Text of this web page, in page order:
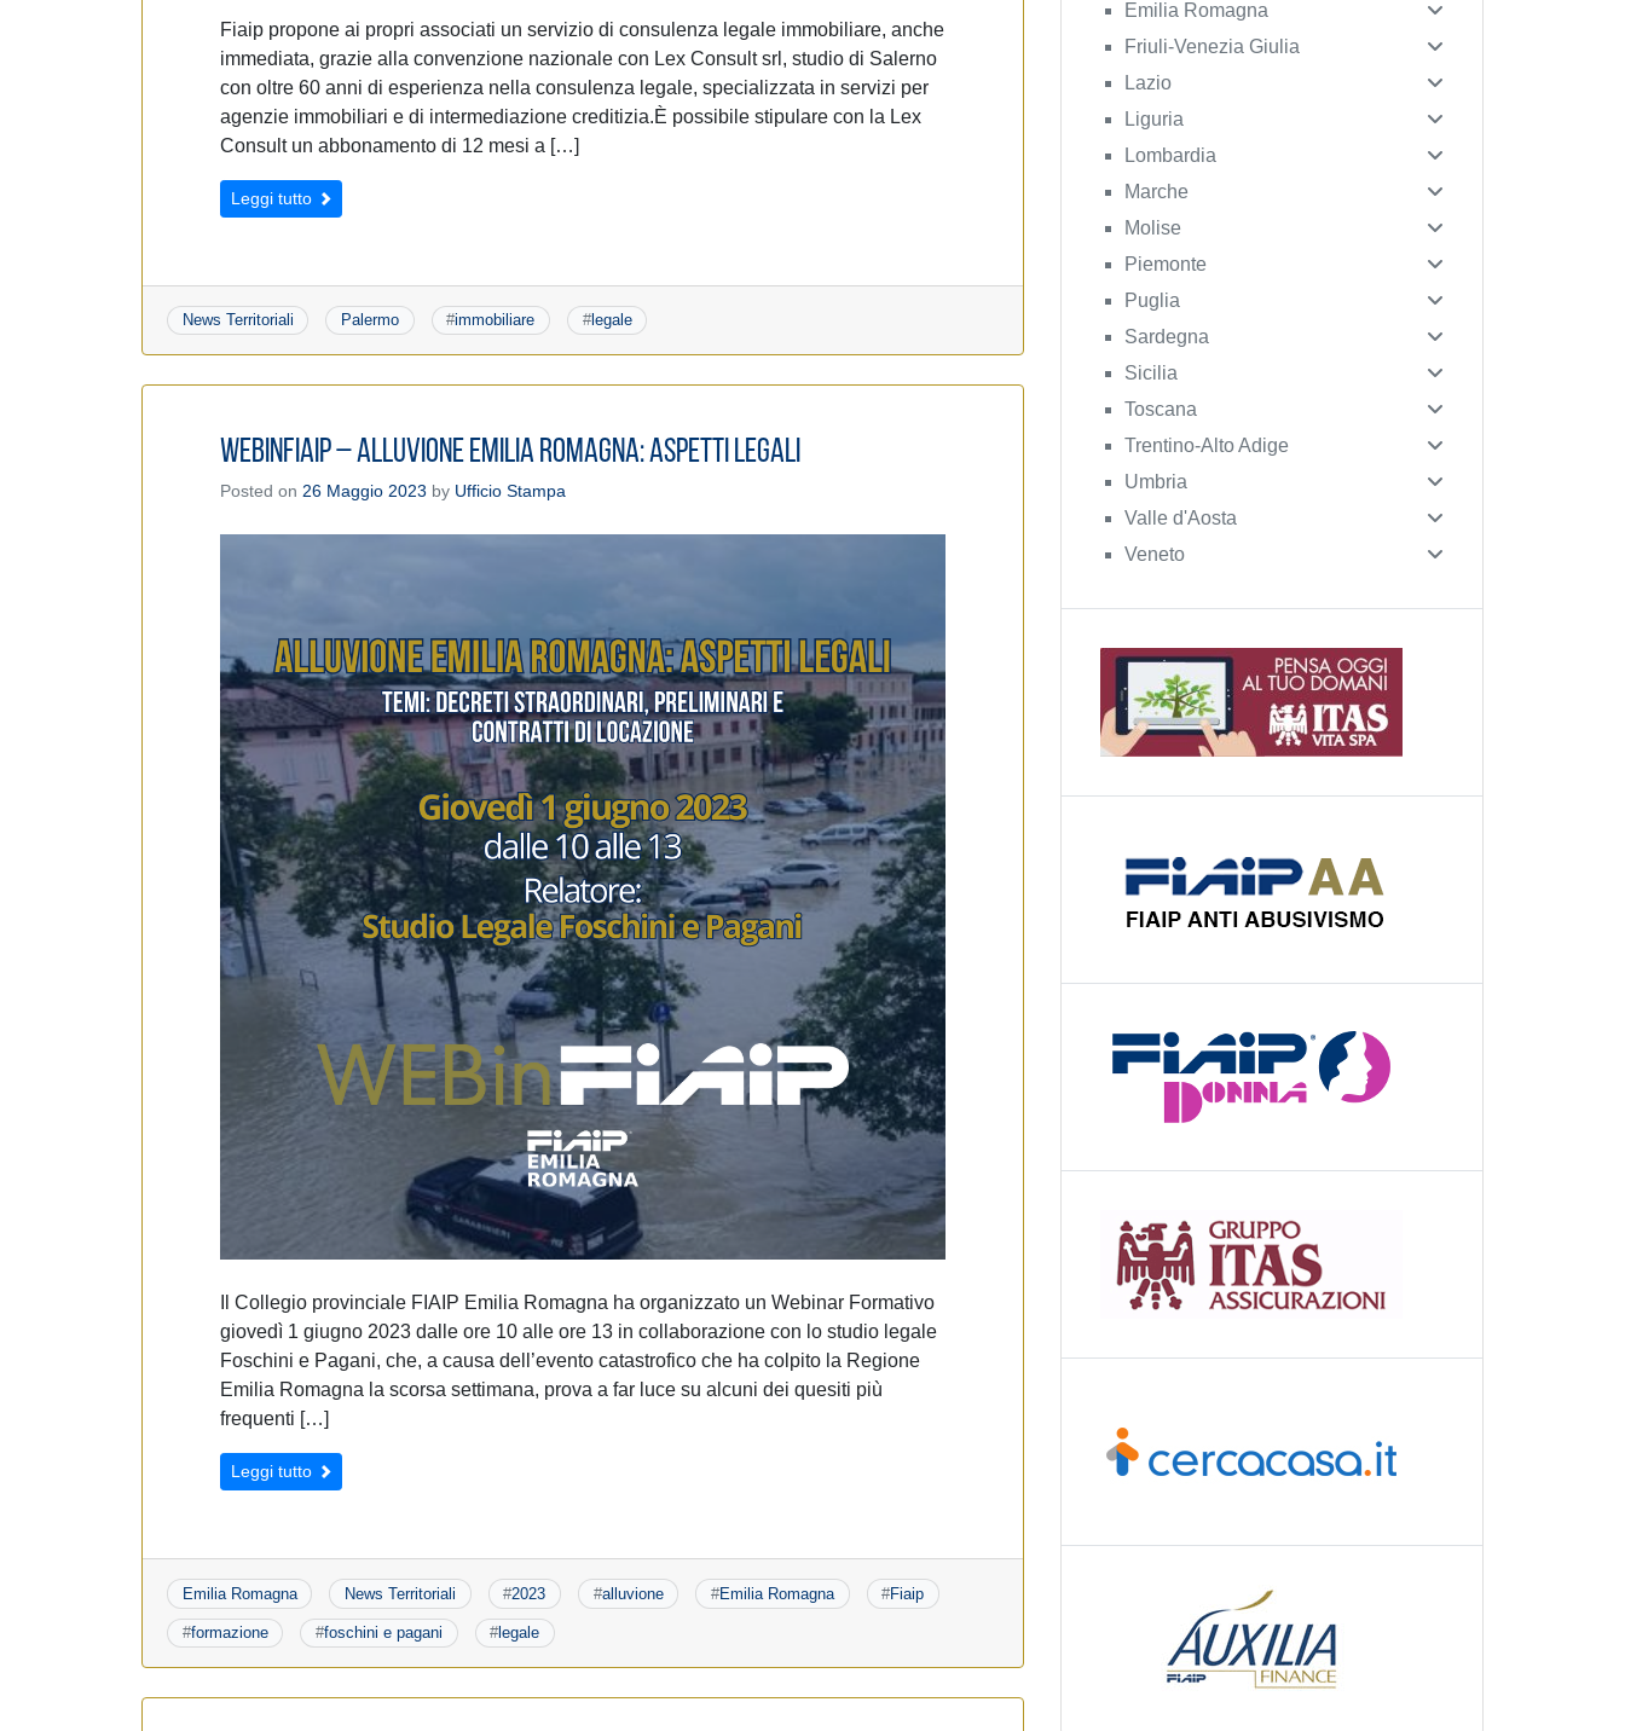
Fiaip propone ai propri associati un servizio di consulenza legale immobiliare, anche
immediata, grazie alla convenzione nazionale con Lex Consult srl, studio di Salerno
con oltre 60 anni di esperienza nella consulenza legale, specializzata in servizi per
agenzie immobiliari e di intermediazione creditizia.È possibile stipulare con la Lex
Consult un abbonamento di 12 mesi a […]
Leggi tutto
News Territoriali Palermo #immobiliare #legale
WebinFIAIP – Alluvione Emilia Romagna: aspetti legali
Posted on 26 Maggio 2023 by Ufficio Stampa
Il Collegio provinciale FIAIP Emilia Romagna ha organizzato un Webinar Formativo
giovedì 1 giugno 2023 dalle ore 10 alle ore 13 in collaborazione con lo studio legale
Foschini e Pagani, che, a causa dell’evento catastrofico che ha colpito la Regione
Emilia Romagna la scorsa settimana, prova a far luce su alcuni dei quesiti più
frequenti […]
Leggi tutto
Emilia Romagna News Territoriali #2023 #alluvione #Emilia Romagna #Fiaip
#formazione #foschini e pagani # legale
Emilia Romagna
Friuli-Venezia Giulia
Lazio
Liguria
Lombardia
Marche
Molise
Piemonte
Puglia
Sardegna
Sicilia
Toscana
Trentino-Alto Adige
Umbria
Valle d'Aosta
Veneto